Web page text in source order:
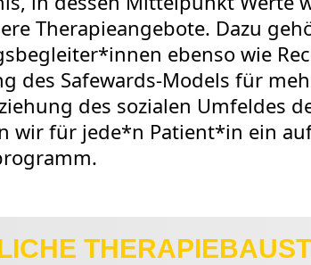
Therapieangebote. Dazu
ebenso wie
des Safewards-Models für
des sozialen Umfeldes
wir für jede*n Patient*in ein